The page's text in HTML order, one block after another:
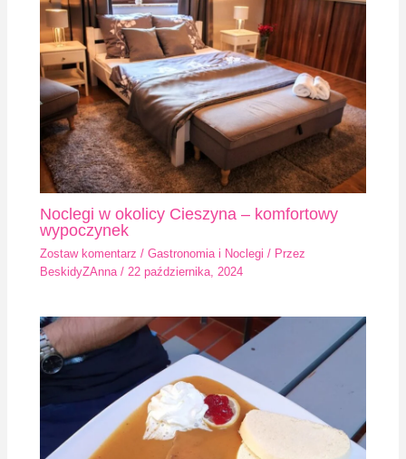
Noclegi w okolicy Cieszyna – komfortowy
wypoczynek
Zostaw komentarz /Gastronomia i Noclegi / Przez
BeskidyZAnna/ 22 października, 2024